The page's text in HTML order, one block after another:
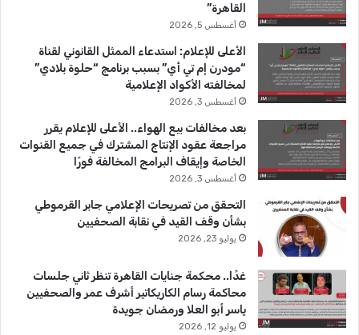
ك
u
b
e
ا
م
القاهرة”
أغسطس 5, 2026
الأعلى للإعلام: استدعاء الممثل القانوني لقناة
“مودرن إم تي أي” بسبب برنامج “حلوة بلادي”
لمخالفته الأكواد الإعلامية
أغسطس 3, 2026
بعد مخالفات بيع الهواء.. الأعلى للإعلام يقرر
مراجعة عقود الإنتاج المشترك في جميع القنوات
الخاصة وإيقاف البرامج المخالفة فورًا
أغسطس 3, 2026
التحقق من تصريحات الإعلامي جابر القرموطي
بشأن وقف القيد في نقابة الصحفيين
يوليو 23, 2026
غدًا.. محكمة جنايات القاهرة تنظر ثاني جلسات
محاكمة رسام الكاريكاتير أشرف عمر والصحفيين
ياسر أبو العلا ورمضان جويدة
يوليو 12, 2026